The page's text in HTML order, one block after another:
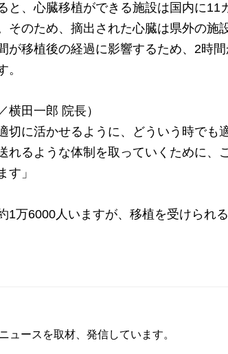
、心臓移植ができる施設は国内に11
そのため、摘出された心臓は県外の施
が移植後の経過に影響するため、2時
。
横田一郎 院長）
切に活かせるように、どういう時でも
れるような体制を取っていくために、
す」
万6000人いますが、移植を受けられ
ュースを取材、発信しています。